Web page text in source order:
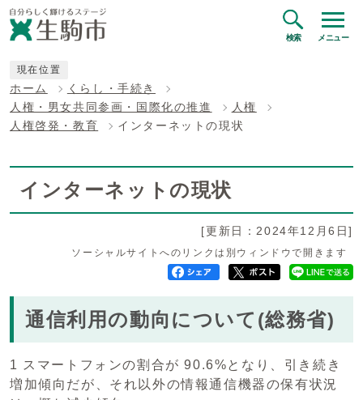
検索 メニュー
現在位置
ホーム
くらし・手続き
人権・男女共同参画・国際化の推進
人権
人権啓発・教育
インターネットの現状
インターネットの現状
[更新日：2024年12月6日]
ソーシャルサイトへのリンクは別ウィンドウで開きます
通信利用の動向について(総務省)
1 スマートフォンの割合が 90.6%となり、引き続き
増加傾向だが、それ以外の情報通信機器の保有状況